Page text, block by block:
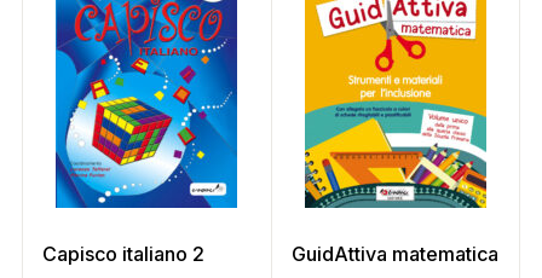
Capisco italiano 2
GuidAttiva matematica